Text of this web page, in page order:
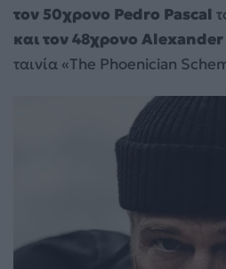
τον 50χρονο Pedro Pascal
και τον 48χρονο
ταινία «The Phoenician